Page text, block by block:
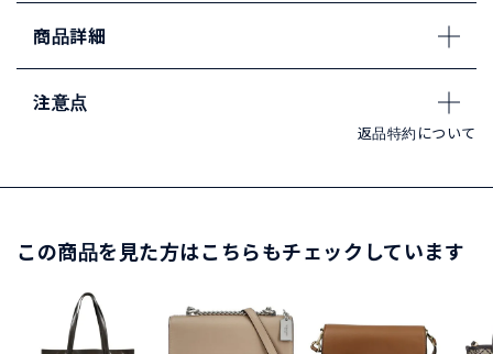
商品詳細
注意点
返品特約について
この商品を見た方はこちらもチェックしています